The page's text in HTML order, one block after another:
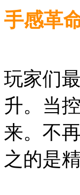
手感革
玩家们
升。当
来。不
之的是